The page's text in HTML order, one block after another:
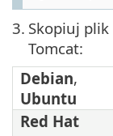
3. Skopiuj plik
Tomcat:
Debian,
Ubuntu
Red Hat